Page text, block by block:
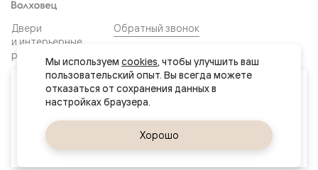
Ваш город
Двери
и интерьерные
решения
Обратный звонок
Сайт не является публичной офертой
Правовая информация
Дизайн сайта совместно с агентством
Супрематика
Мы используем cookies, чтобы улучшить ваш
пользовательский опыт. Вы всегда можете
отказаться от сохранения данных в
Хорошо